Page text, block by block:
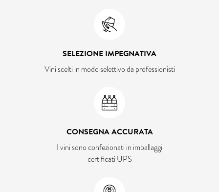
SELEZIONE IMPEGNATIVA
Vini scelti in modo selettivo da professionisti
CONSEGNA ACCURATA
I vini sono confezionati in imballaggi
certificati UPS